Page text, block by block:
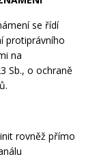
se řídí
protiprávního
na
Sb., o ochraně
rovněž přímo